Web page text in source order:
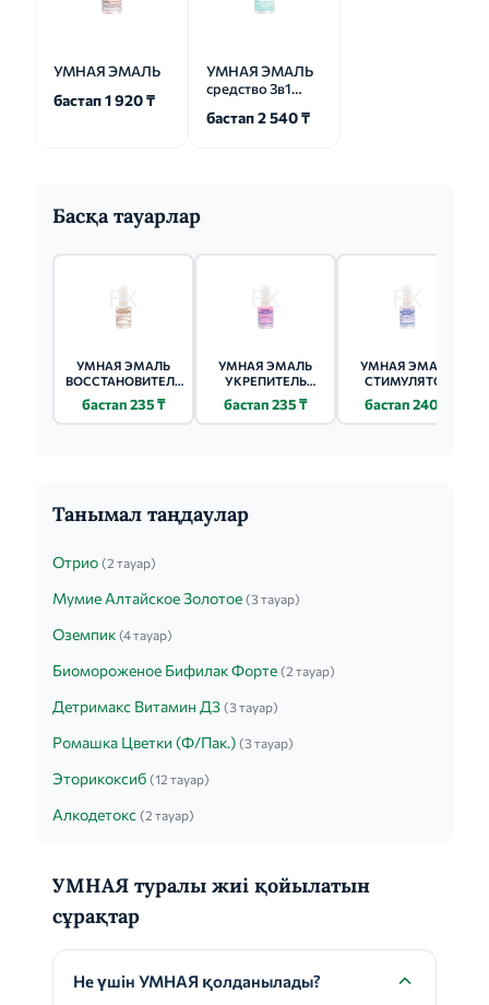
УМНАЯ ЭМАЛЬ
бастап 1 920 ₸
УМНАЯ ЭМАЛЬ
средство 3в1
бастап 2 540 ₸
Басқа тауарлар
УМНАЯ ЭМАЛЬ
ВОССТАНОВИТЕЛЬ
НОГТЕЙ 15/11МЛ
бастап 235 ₸
УМНАЯ ЭМАЛЬ
УКРЕПИТЕЛЬ
бастап 235 ₸
УМНАЯ ЭМАЛЬ
СТИМУЛЯТОР
бастап 240 ₸
Танымал таңдаулар
Отрио (2 тауар)
Мумие Алтайское Золотое (3 тауар)
Оземпик (4 тауар)
Биомороженое Бифилак Форте (2 тауар)
Детримакс Витамин Д3 (3 тауар)
Ромашка Цветки (Ф/Пак.) (3 тауар)
Эторикоксиб (12 тауар)
Алкодетокс (2 тауар)
УМНАЯ туралы жиі қойылатын
сұрақтар
Не үшін УМНАЯ қолданылады?